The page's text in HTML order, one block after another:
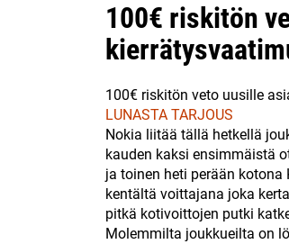
100€ riskitön
100€ riskitön veto uusille
LUNASTA TARJOUS
Nokia liitää tällä hetkellä
kauden kaksi ensimmäistä
ja toinen heti perään
kentältä voittajana joka
pitkä kotivoittojen putki
Molemmilta joukkueilta on